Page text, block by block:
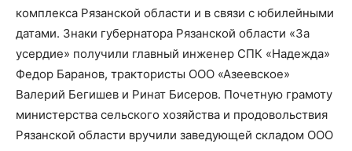
комплекса Рязанской области и в связи с юбилейными
датами. Знаки губернатора Рязанской области «За
усердие» получили главный инженер СПК «Надежда»
Федор Баранов, трактористы ООО «Азеевское»
Валерий Бегишев и Ринат Бисеров. Почетную грамоту
министерства сельского хозяйства и продовольствия
Рязанской области вручили заведующей складом ООО